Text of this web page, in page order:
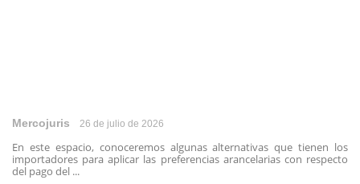
Mercojuris 26 de julio de 2026
En este espacio, conoceremos algunas alternativas que tienen los
importadores para aplicar las preferencias arancelarias con respecto
del pago del ...